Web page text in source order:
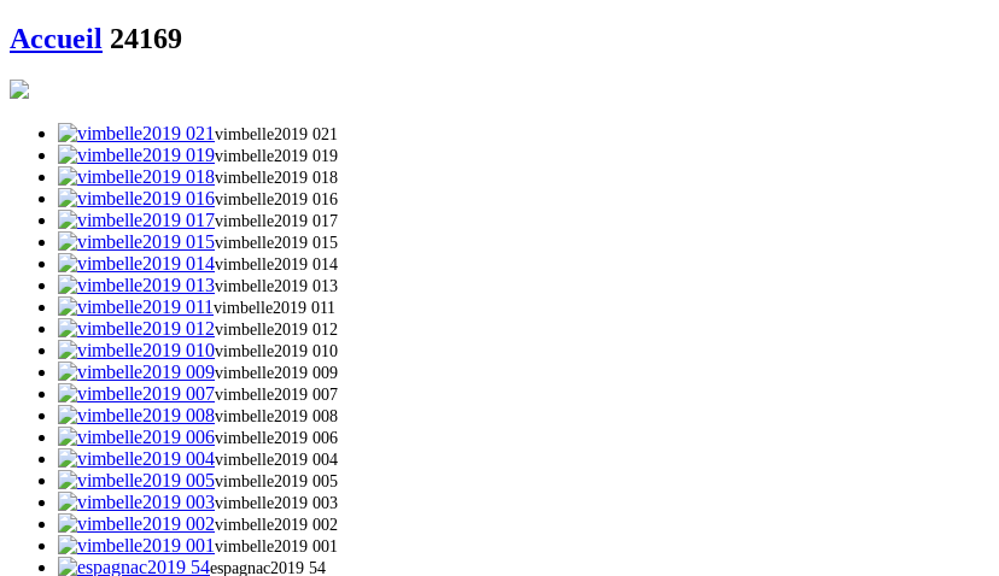
Accueil 24169
vimbelle2019 021
vimbelle2019 019
vimbelle2019 018
vimbelle2019 016
vimbelle2019 017
vimbelle2019 015
vimbelle2019 014
vimbelle2019 013
vimbelle2019 011
vimbelle2019 012
vimbelle2019 010
vimbelle2019 009
vimbelle2019 007
vimbelle2019 008
vimbelle2019 006
vimbelle2019 004
vimbelle2019 005
vimbelle2019 003
vimbelle2019 002
vimbelle2019 001
espagnac2019 54